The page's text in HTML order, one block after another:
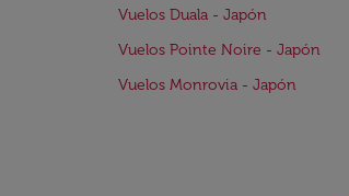
Vuelos Duala - Japón
Vuelos Pointe Noire - Japón
Vuelos Monrovia - Japón